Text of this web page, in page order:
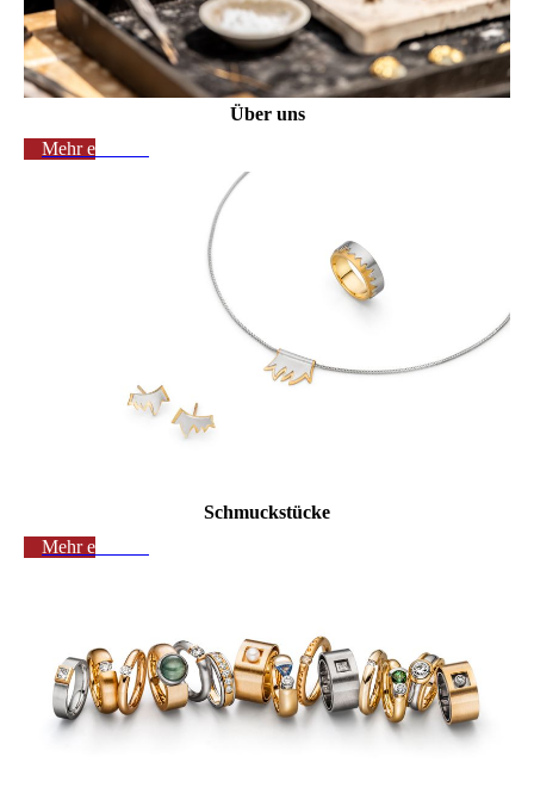
Über uns
Mehr erfahren
Schmuckstücke
Mehr erfahren